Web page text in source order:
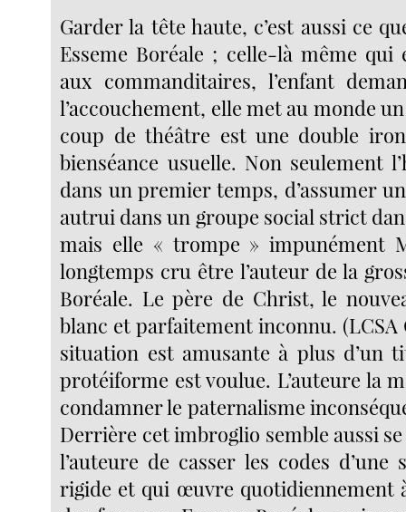
Garder la tête haute, c’est aussi ce
Esseme Boréale ; celle-là même qui
aux commanditaires, l’enfant
l’accouchement, elle met au monde
coup de théâtre est une double
bienséance usuelle. Non seulement
dans un premier temps, d’assumer
autrui dans un groupe social strict
mais elle « trompe » impunément
longtemps cru être l’auteur de la
Boréale. Le père de Christ, le
blanc et parfaitement inconnu. (LCSA
situation est amusante à plus d’un
protéiforme est voulue. L’auteure la
condamner le paternalisme
Derrière cet imbroglio semble aussi
l’auteure de casser les codes d’une
rigide et qui œuvre quotidiennement